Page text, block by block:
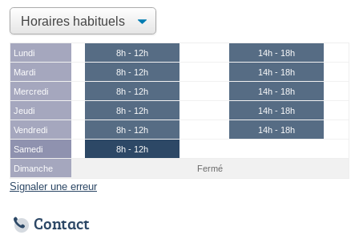
Lundi 8h - 12h
14h - 18h
Mardi
8h - 12h
14h - 18h
Mercredi
8h - 12h
14h - 18h
Jeudi
8h - 12h
14h - 18h
Vendredi
8h - 12h
14h - 18h
Samedi
8h - 12h
Dimanche
Fermé
Signaler une erreur
Contact